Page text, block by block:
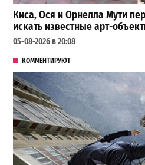
Киса, Ося и Орнелла Мути
искать известные арт-
05-08-2026 в 20:08
КОММЕНТИРУЮТ